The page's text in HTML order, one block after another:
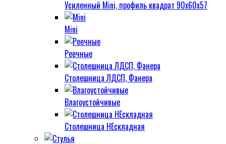
Усиленный Mini, профиль квадрат 90х60х57
Mini
Реечные
Столешница ЛДСП, Фанера
Влагоустойчивые
Столешница НЕскладная